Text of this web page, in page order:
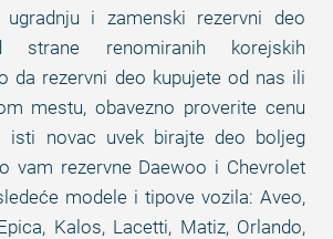
i zamenski rezervni deo
strane renomiranih korejskih
da rezervni deo kupujete od nas ili
mestu, obavezno proverite cenu
isti novac uvek birajte deo boljeg
vam rezervne Daewoo i Chevrolet
modele i tipove vozila: Aveo,
Kalos, Lacetti, Matiz, Orlando,